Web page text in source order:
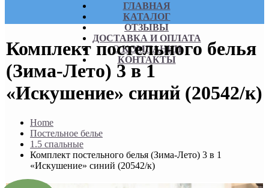
ГЛАВНАЯ
КАТАЛОГ
ОТЗЫВЫ
ДОСТАВКА И ОПЛАТА
О КОМПАНИИ
КОНТАКТЫ
Комплект постельного белья
(Зима-Лето) 3 в 1
«Искушение» синий (20542/к)
Home
Постельное белье
1.5 спальные
Комплект постельного белья (Зима-Лето) 3 в 1
«Искушение» синий (20542/к)